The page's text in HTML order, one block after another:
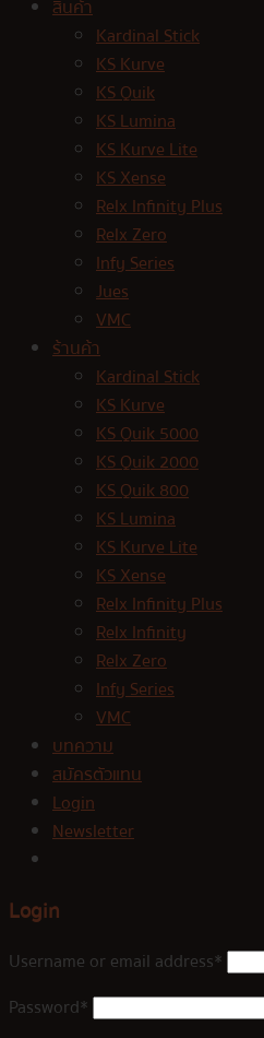
สินค้า
Kardinal Stick
KS Kurve
KS Quik
KS Lumina
KS Kurve Lite
KS Xense
Relx Infinity Plus
Relx Zero
Infy Series
Jues
VMC
ร้านค้า
Kardinal Stick
KS Kurve
KS Quik 5000
KS Quik 2000
KS Quik 800
KS Lumina
KS Kurve Lite
KS Xense
Relx Infinity Plus
Relx Infinity
Relx Zero
Infy Series
VMC
บทความ
สมัครตัวแทน
Login
Newsletter
Login
Username or email address*
Password*